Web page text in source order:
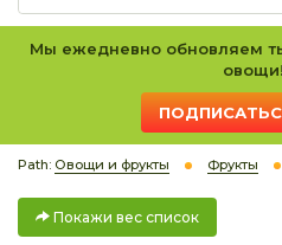
Мы ежедневно обновляем
овощи!
Path: Овощи и фрукты Фрукты
Покажи вес список